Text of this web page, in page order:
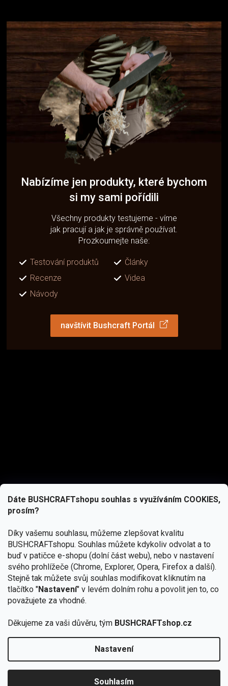
Dáte BUSHCRAFTshopu souhlas s využíváním COOKIES,
prosím?
Díky vašemu souhlasu, můžeme zlepšovat kvalitu
BUSHCRAFTshopu. Souhlas můžete kdykoliv odvolat a to
buď v patičce e-shopu (dolní část webu), nebo v nastavení
svého prohlížeče (Chrome, Explorer, Opera, Firefox a další).
Stejně tak můžete svůj souhlas modifikovat kliknutím na
tlačítko "Nastavení" v levém dolním rohu a povolit jen to, co
považujete za vhodné.
Děkujeme za vaši důvěru, tým BUSHCRAFTshop.cz
Nastavení
Souhlasím
zapojte se do slosování o kurz s
Nabízíme jen produkty, které bychom
si my sami pořídili
Všechny produkty testujeme - víme
jak pracují a jak je správně používat.
Prozkoumejte naše:
Testování produktů
Články
Recenze
Videa
Návody
navštívit Bushcraft Portál
podmínkami ochrany osobních údajů
Copyright 2026BUSHCRAFTshop.cz. Všechna práva
vyhrazena.Upravit nastavení cookies